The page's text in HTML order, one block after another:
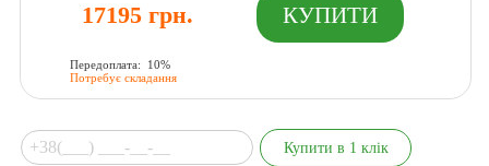
17195 грн.
Передоплата: 10%
Потребує складання